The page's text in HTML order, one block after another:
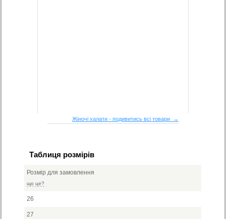
Жіночі халати - подивитись всі товари →
Таблиця розмірів
Розмір для замовлення
що це?
26
27